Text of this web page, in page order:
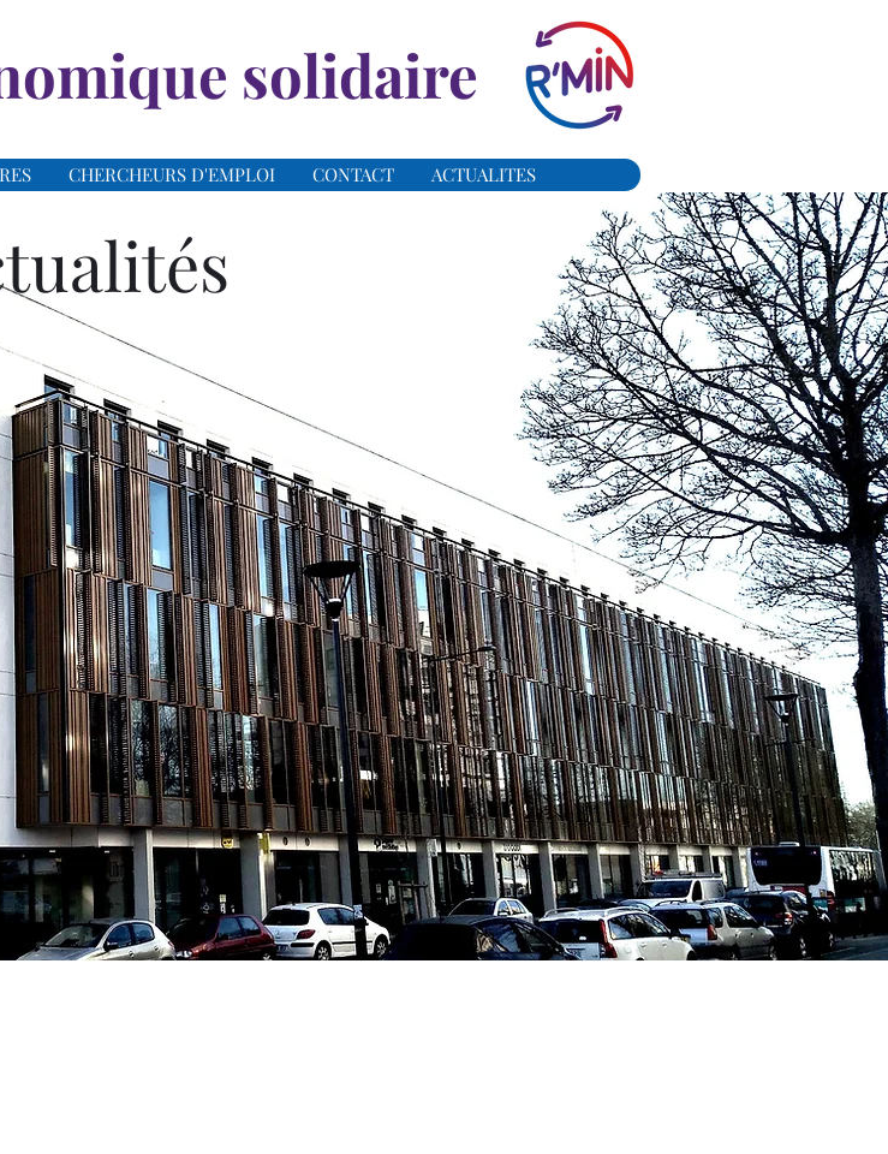
solidaire
CHERCHEURS D'EMPLOI CONTACT ACTUALITES